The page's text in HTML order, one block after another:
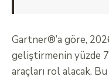
Gartner®’a göre,
geliştirmenin yüzde
araçları rol alacak.